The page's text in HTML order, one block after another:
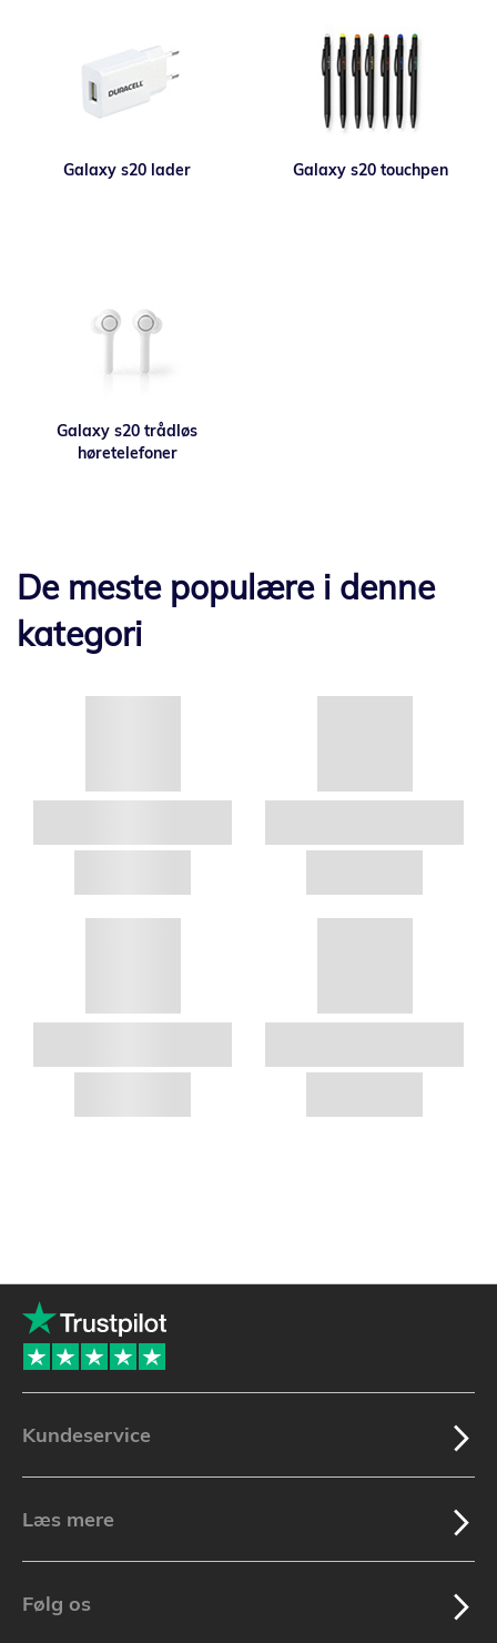
Galaxy s20 lader Galaxy s20 touchpen
Galaxy s20 trådløs
høretelefoner
De meste populære i denne
kategori
Kundeservice
Læs mere
Følg os